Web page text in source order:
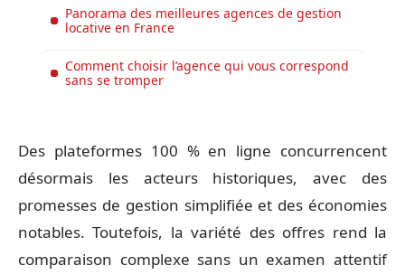
Panorama des meilleures agences de gestion
locative en France
Comment choisir l’agence qui vous correspond
sans se tromper
Des plateformes 100 % en ligne concurrencent
désormais les acteurs historiques, avec des
promesses de gestion simplifiée et des économies
notables. Toutefois, la variété des offres rend la
comparaison complexe sans un examen attentif